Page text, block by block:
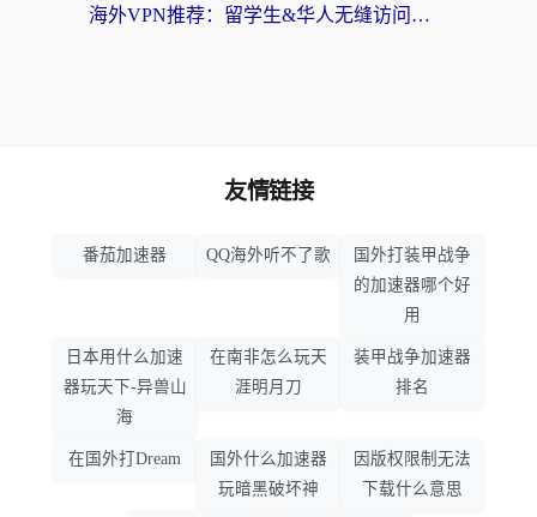
海外VPN推荐：留学生&华人无缝访问国内资源的避坑指南
友情链接
番茄加速器 QQ海外听不了歌
国外打装甲战争
的加速器哪个好
用
日本用什么加速
器玩天下-异兽山
海
在南非怎么玩天
涯明月刀
装甲战争加速器
排名
在国外打Dream
国外什么加速器
玩暗黑破坏神
因版权限制无法
下载什么意思